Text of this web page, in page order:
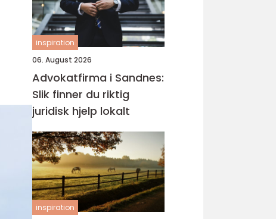
inspiration
06. August 2026
Advokatfirma i Sandnes:
Slik finner du riktig
juridisk hjelp lokalt
inspiration